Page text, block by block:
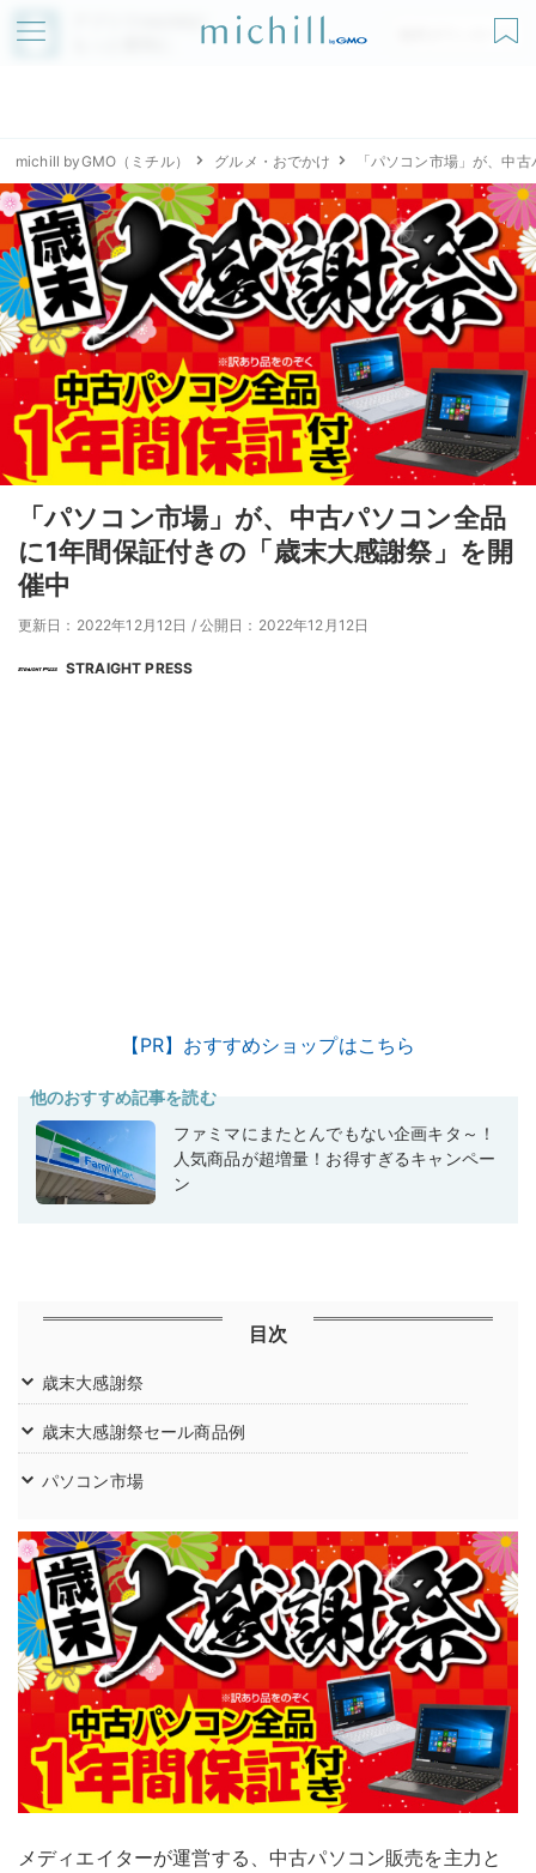
アプリでmichillが
無料ダウンロード
michill byGMO（ミチル） グルメ・おでかけ 「パソコン市場」が、中
「パソコン市場」が、中古パソコン全品
に1年間保証付きの「歳末大感謝祭」を開
催中
更新日：2022年12月12日 / 公開日：2022年12月12日
STRAIGHT PRESS
【PR】おすすめショップはこちら
他のおすすめ記事を読む
ファミマにまたとんでもない企画キタ～！
人気商品が超増量！お得すぎるキャンペー
ン
目次
歳末大感謝祭
歳末大感謝祭セール商品例
パソコン市場
メディエイターが運営する、中古パソコン販売を主力と